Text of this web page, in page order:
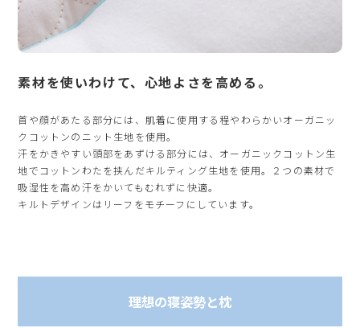
素材を使いわけて、心地よさを高める。
首や顔があたる部分には、肌着に使用する程やわらかいオーガニッ
クコットンのニット生地を使用。
汗をかきやすい頭部をあずける部分には、オーガニックコットン生
地でコットンわたを挟んだキルティング生地を使用。２つの素材で
吸湿性を高め汗をかいてもむれずに快適。
キルトデザインはリーフをモチーフにしています。
理想の寝姿勢と枕